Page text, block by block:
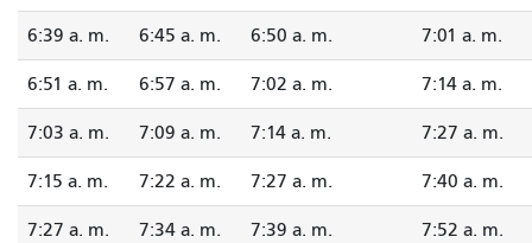
6:39 a. m. 6:45 a. m. 6:50 a. m. 7:01 a. m.
6:51 a. m. 6:57 a. m. 7:02 a. m. 7:14 a. m.
7:03 a. m. 7:09 a. m. 7:14 a. m. 7:27 a. m.
7:15 a. m. 7:22 a. m. 7:27 a. m. 7:40 a. m.
7:27 a. m. 7:34 a. m. 7:39 a. m. 7:52 a. m.